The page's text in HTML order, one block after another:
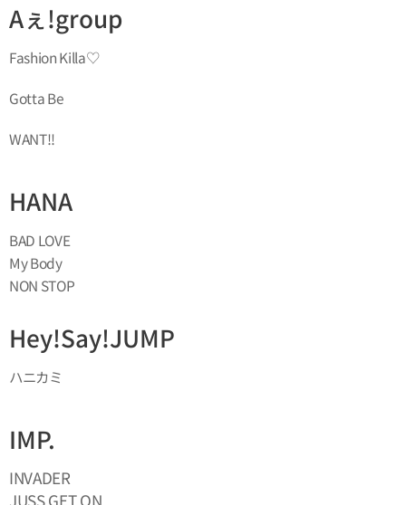
Aぇ!group
Fashion Killa♡
Gotta Be
WANT!!
HANA
BAD LOVE
My Body
NON STOP
Hey!Say!JUMP
ハニカミ
IMP.
INVADER
JUSS GET ON